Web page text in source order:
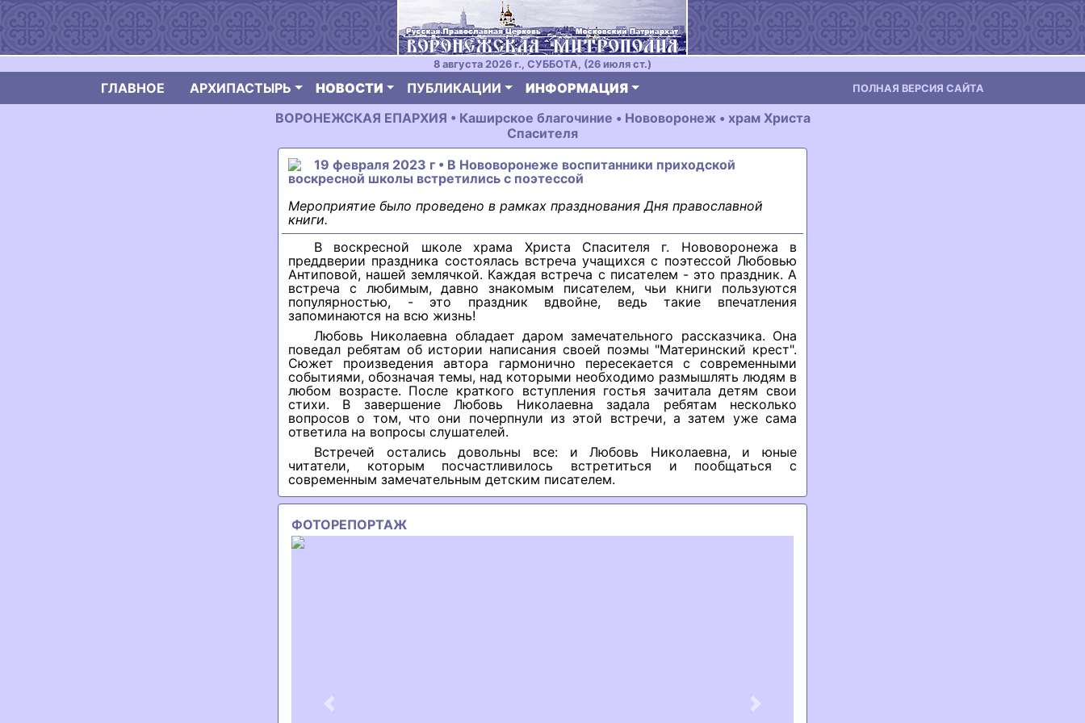
8 августа 2026 г., СУББОТА, (26 июля ст.)
ГЛАВНОЕ АРХИПАСТЫРЬ НОВОСТИ ПУБЛИКАЦИИ ИНФОРМАЦИЯ ПОЛНАЯ ВЕРСИЯ САЙТА
ВОРОНЕЖСКАЯ ЕПАРХИЯ • Каширское благочиние • Hововоpонеж • хpам Хpиста
Спасителя
19 февраля 2023 г • В Нововоронеже воспитанники приходской
воскресной школы встретились с поэтессой
Мероприятие было проведено в рамках празднования Дня православной
книги.
В воскресной школе храма Христа Спасителя г. Нововоронежа в
преддверии праздника состоялась встреча учащихся с поэтессой Любовью
Антиповой, нашей землячкой. Каждая встреча с писателем - это праздник. А
встреча с любимым, давно знакомым писателем, чьи книги пользуются
популярностью, - это праздник вдвойне, ведь такие впечатления
запоминаются на всю жизнь!
Любовь Николаевна обладает даром замечательного рассказчика. Она
поведал ребятам об истории написания своей поэмы "Материнский крест".
Сюжет произведения автора гармонично пересекается с современными
событиями, обозначая темы, над которыми необходимо размышлять людям в
любом возрасте. После краткого вступления гостья зачитала детям свои
стихи. В завершение Любовь Николаевна задала ребятам несколько
вопросов о том, что они почерпнули из этой встречи, а затем уже сама
ответила на вопросы слушателей.
Встречей остались довольны все: и Любовь Николаевна, и юные
читатели, которым посчастливилось встретиться и пообщаться с
современным замечательным детским писателем.
ФОТОРЕПОРТАЖ
Previous Next